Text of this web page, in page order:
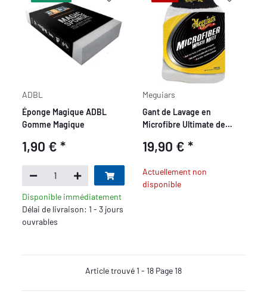
ADBL
Éponge Magique ADBL
Gomme Magique
1,90 €*
Disponible immédiatement
Délai de livraison: 1 - 3 jours
ouvrables
Meguiars
Gant de Lavage en
Microfibre Ultimate de
19,90 € *
Actuellement non
disponible
Article trouvé 1 - 18 Page 18